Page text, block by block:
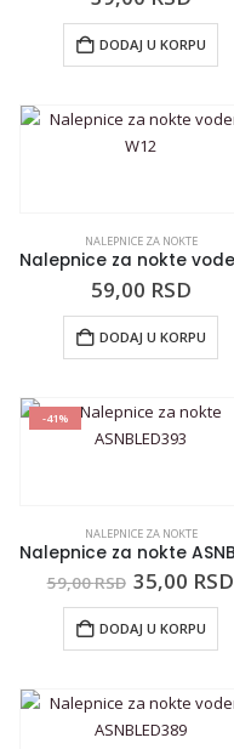
DODAJ U KORPU
NALEPNICE ZA NOKTE
59,00 RSD
DODAJ U KORPU
-41%
NALEPNICE ZA NOKTE
59,00RSD 35,00 RSD
DODAJ U KORPU